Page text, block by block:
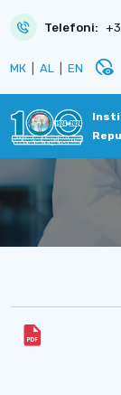
Telefoni:
МК AL EN disabled_visible